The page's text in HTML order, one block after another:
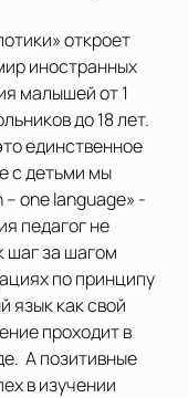
откроет
иностранных
малышей от 1
до 18 лет.
единственное
с детьми мы
one language» -
педагог не
шаг за шагом
по принципу
язык как свой
проходит в
А позитивные
в изучении